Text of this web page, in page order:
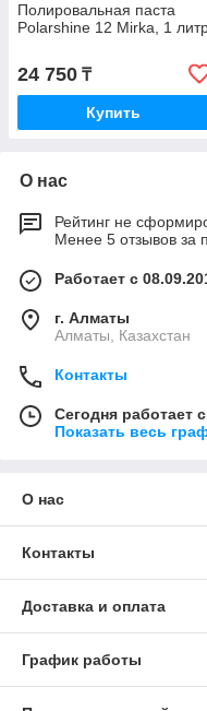
Полировальная паста
Polarshine 12 Mirka, 1
24 750 ₸
Купить
О нас
Рейтинг не
Менее 5 отзывов за
Работает с
г. Алматы
Алматы, Казахстан
Контакты
Сегодня работает
Показать весь
О нас
Контакты
Доставка и оплата
График работы